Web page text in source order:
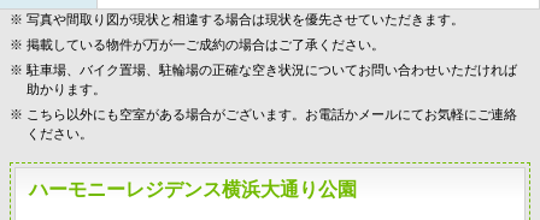
写真や間取り図が現状と相違する場合は現状を優先させていただきます。
掲載している物件が万が一ご成約の場合はご了承ください。
駐車場、バイク置場、駐輪場の正確な空き状況についてお問い合わせいただければ
助かります。
こちら以外にも空室がある場合がございます。お電話かメールにてお気軽にご連絡
ください。
ハーモニーレジデンス横浜大通り公園